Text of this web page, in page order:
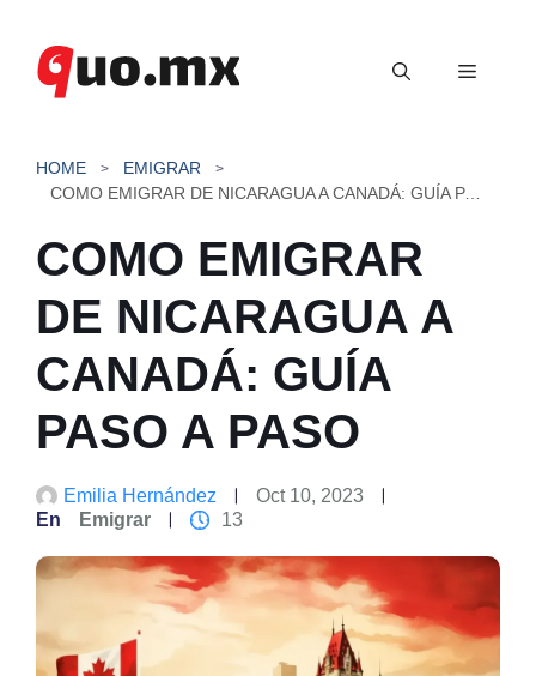
contenido
Menú
HOME
EMIGRAR
COMO EMIGRAR DE NICARAGUA A CANADÁ: GUÍA PASO A PASO
COMO EMIGRAR
DE NICARAGUA A
CANADÁ: GUÍA
PASO A PASO
Emilia Hernández
Oct 10, 2023
En
Emigrar 13